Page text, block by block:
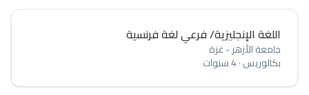
اللغة الإنجليزية/ فرعي لغة فرنسية
جامعة الأزهر - غزة
بكالوريس·4 سنوات